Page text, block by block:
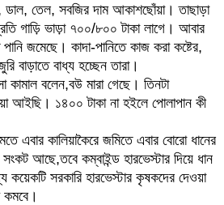
ডাল, তেল, সবজির দাম আকাশছোঁয়া। তাছাড়া
গাড়ি ভাড়া ৭০০/৮০০ টাকা লাগে। আবার
জমেছে। কাদা-পানিতে কাজ করা কষ্টের,
বাড়াতে বাধ্য হচ্ছেন তারা।
কামাল বলেন,বউ মারা গেছে। তিনটা
আইছি। ১৪০০ টাকা না হইলে পোলাপান কী
এবার কালিয়াকৈরে জমিতে এবার বোরো ধানের
আছে,তবে কম্বাইন্ড হারভেস্টার দিয়ে ধান
কয়েকটি সরকারি হারভেস্টার কৃষকদের দেওয়া